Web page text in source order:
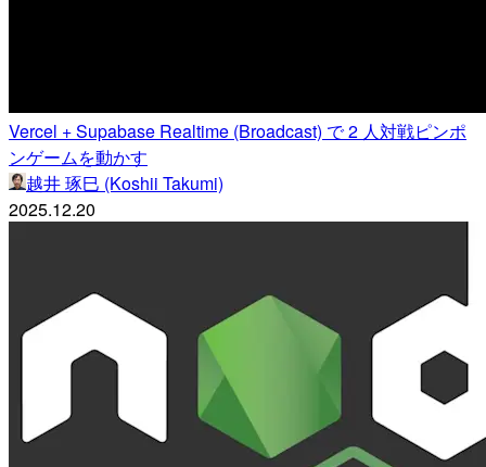
Vercel + Supabase Realtime (Broadcast) で 2 人対戦ピンポ
ンゲームを動かす
越井 琢巳 (Koshii Takumi)
2025.12.20